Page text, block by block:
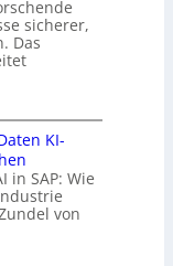
sicherer,
Das
KI-
in SAP: Wie
von